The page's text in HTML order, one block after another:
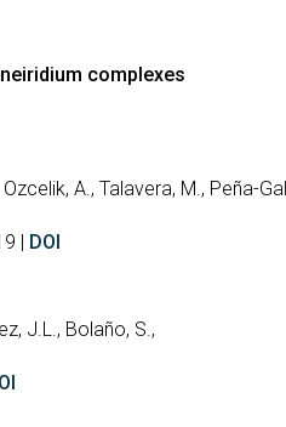
complexes
A., Talavera, M., Peña-
| DOI
J.L., Bolaño, S.,